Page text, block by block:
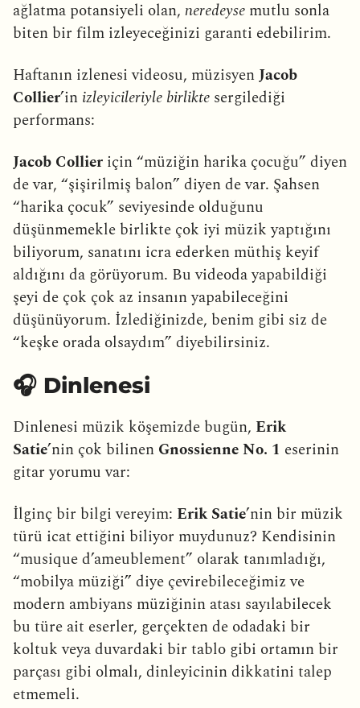
ağlatma potansiyeli olan, neredeyse mutlu sonla
biten bir film izleyeceğinizi garanti edebilirim.
Haftanın izlenesi videosu, müzisyenJacob
Collier’in izleyicileriyle birlikte sergilediği
performans:
Jacob Collier için “müziğin harika çocuğu” diyen
de var, “şişirilmiş balon” diyen de var. Şahsen
“harika çocuk” seviyesinde olduğunu
düşünmemekle birlikte çok iyi müzik yaptığını
biliyorum, sanatını icra ederken müthiş keyif
aldığını da görüyorum. Bu videoda yapabildiği
şeyi de çok çok az insanın yapabileceğini
düşünüyorum. İzlediğinizde, benim gibi siz de
“keşke orada olsaydım” diyebilirsiniz.
🎧 Dinlenesi
Dinlenesi müzik köşemizde bugün, Erik
Satie’nin çok bilinen Gnossienne No. 1 eserinin
gitar yorumu var:
İlginç bir bilgi vereyim: Erik Satie’nin bir müzik
türü icat ettiğini biliyor muydunuz? Kendisinin
“musique d’ameublement” olarak tanımladığı,
“mobilya müziği” diye çevirebileceğimiz ve
modern ambiyans müziğinin atası sayılabilecek
bu türe ait eserler, gerçekten de odadaki bir
koltuk veya duvardaki bir tablo gibi ortamın bir
parçası gibi olmalı, dinleyicinin dikkatini talep
etmemeli.